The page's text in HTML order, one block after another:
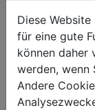
Diese
für eine gute
können daher
werden, wenn
Andere